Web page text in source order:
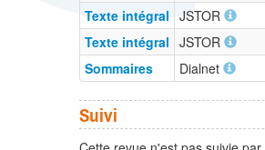
Texte intégral JSTOR
Texte intégral JSTOR
Sommaires
Dialnet
Suivi